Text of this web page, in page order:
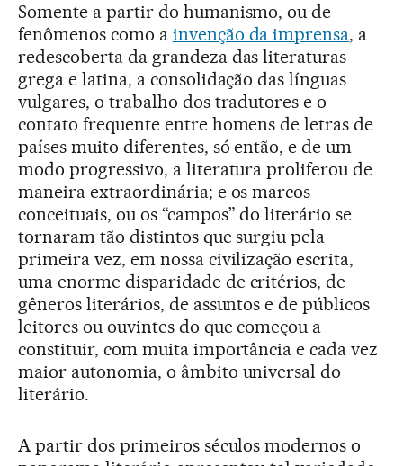
Somente a partir do humanismo, ou de
fenômenos como a invenção da imprensa, a
redescoberta da grandeza das literaturas
grega e latina, a consolidação das línguas
vulgares, o trabalho dos tradutores e o
contato frequente entre homens de letras de
países muito diferentes, só então, e de um
modo progressivo, a literatura proliferou de
maneira extraordinária; e os marcos
conceituais, ou os “campos” do literário se
tornaram tão distintos que surgiu pela
primeira vez, em nossa civilização escrita,
uma enorme disparidade de critérios, de
gêneros literários, de assuntos e de públicos
leitores ou ouvintes do que começou a
constituir, com muita importância e cada vez
maior autonomia, o âmbito universal do
literário.
A partir dos primeiros séculos modernos o